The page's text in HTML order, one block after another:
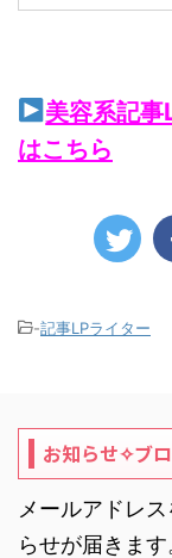
美容系記
はこちら
-記事LPライター
お知らせ✧ブ
メールアドレ
らせが届きます